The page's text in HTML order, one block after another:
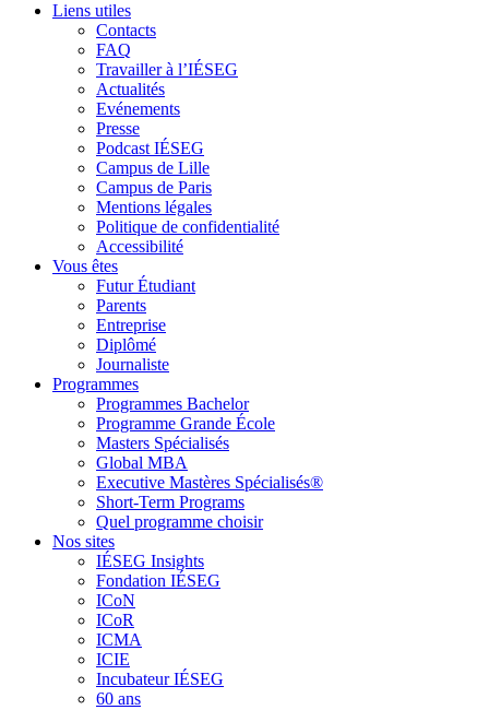
Liens utiles
Contacts
FAQ
Travailler à l’IÉSEG
Actualités
Evénements
Presse
Podcast IÉSEG
Campus de Lille
Campus de Paris
Mentions légales
Politique de confidentialité
Accessibilité
Vous êtes
Futur Étudiant
Parents
Entreprise
Diplômé
Journaliste
Programmes
Programmes Bachelor
Programme Grande École
Masters Spécialisés
Global MBA
Executive Mastères Spécialisés®
Short-Term Programs
Quel programme choisir
Nos sites
IÉSEG Insights
Fondation IÉSEG
ICoN
ICoR
ICMA
ICIE
Incubateur IÉSEG
60 ans